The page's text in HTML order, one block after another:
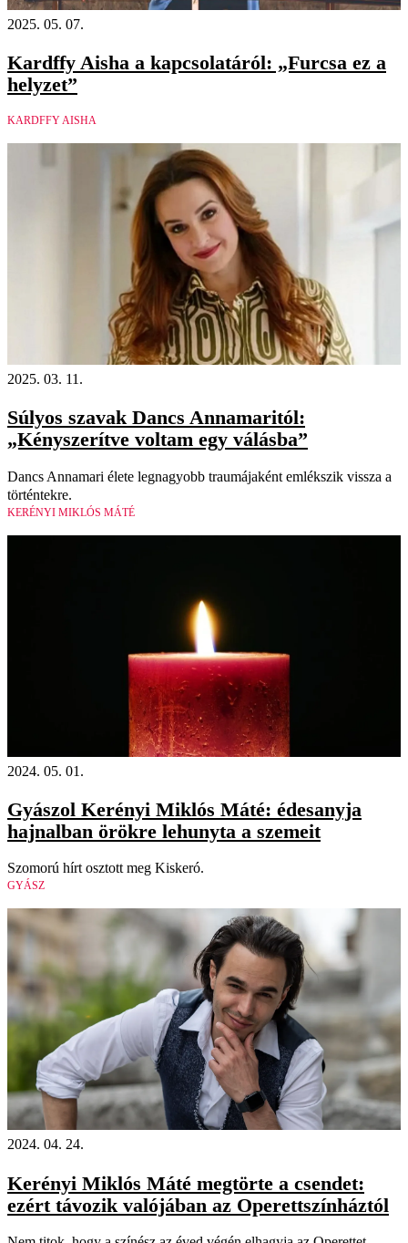
2025. 05. 07.
Kardffy Aisha a kapcsolatáról: „Furcsa ez a
helyzet”
KARDFFY AISHA
2025. 03. 11.
Súlyos szavak Dancs Annamaritól:
„Kényszerítve voltam egy válásba”
Dancs Annamari élete legnagyobb traumájaként emlékszik vissza a
történtekre.
KERÉNYI MIKLÓS MÁTÉ
2024. 05. 01.
Gyászol Kerényi Miklós Máté: édesanyja
hajnalban örökre lehunyta a szemeit
Szomorú hírt osztott meg Kiskeró.
GYÁSZ
2024. 04. 24.
Kerényi Miklós Máté megtörte a csendet:
ezért távozik valójában az Operettszínháztól